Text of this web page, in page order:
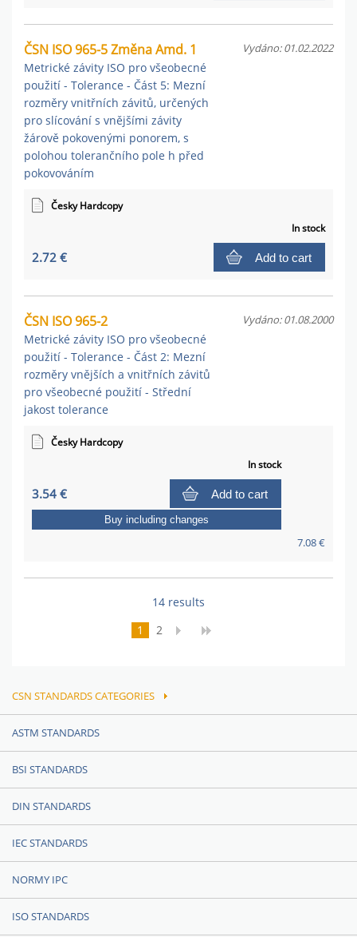
ČSN ISO 965-5 Změna Amd. 1
Metrické závity ISO pro všeobecné
použití - Tolerance - Část 5: Mezní
rozměry vnitřních závitů, určených
pro slícování s vnějšími závity
žárově pokovenými ponorem, s
polohou tolerančního pole h před
pokovováním
Vydáno: 01.02.2022
Česky Hardcopy
In stock
2.72 € Add to cart
ČSN ISO 965-2
Metrické závity ISO pro všeobecné
použití - Tolerance - Část 2: Mezní
rozměry vnějších a vnitřních závitů
pro všeobecné použití - Střední
jakost tolerance
Vydáno: 01.08.2000
Česky Hardcopy
In stock
3.54 € Add to cart
7.08 €
Buy including changes
14 results
1
2
CSN STANDARDS CATEGORIES
ASTM STANDARDS
BSI STANDARDS
DIN STANDARDS
IEC STANDARDS
NORMY IPC
ISO STANDARDS